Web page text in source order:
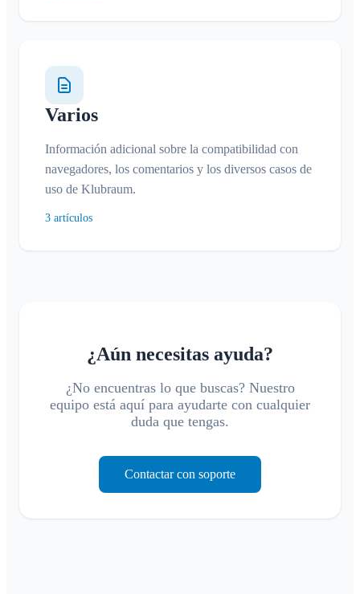
Varios
Información adicional sobre la compatibilidad con
navegadores, los comentarios y los diversos casos de
uso de Klubraum.
3 artículos
¿Aún necesitas ayuda?
¿No encuentras lo que buscas? Nuestro
equipo está aquí para ayudarte con cualquier
duda que tengas.
Contactar con soporte